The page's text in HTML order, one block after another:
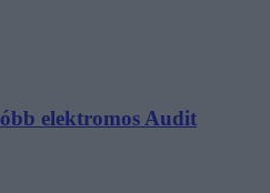
elektromos Audit